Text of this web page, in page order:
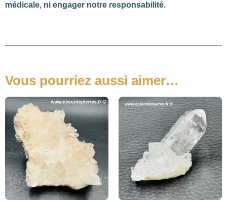
médicale, ni engager notre responsabilité.
Vous pourriez aussi aimer…